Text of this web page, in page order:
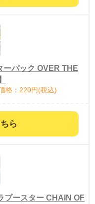
ーパック OVER THE
格：220円(税込)
ら
ブースター CHAIN OF